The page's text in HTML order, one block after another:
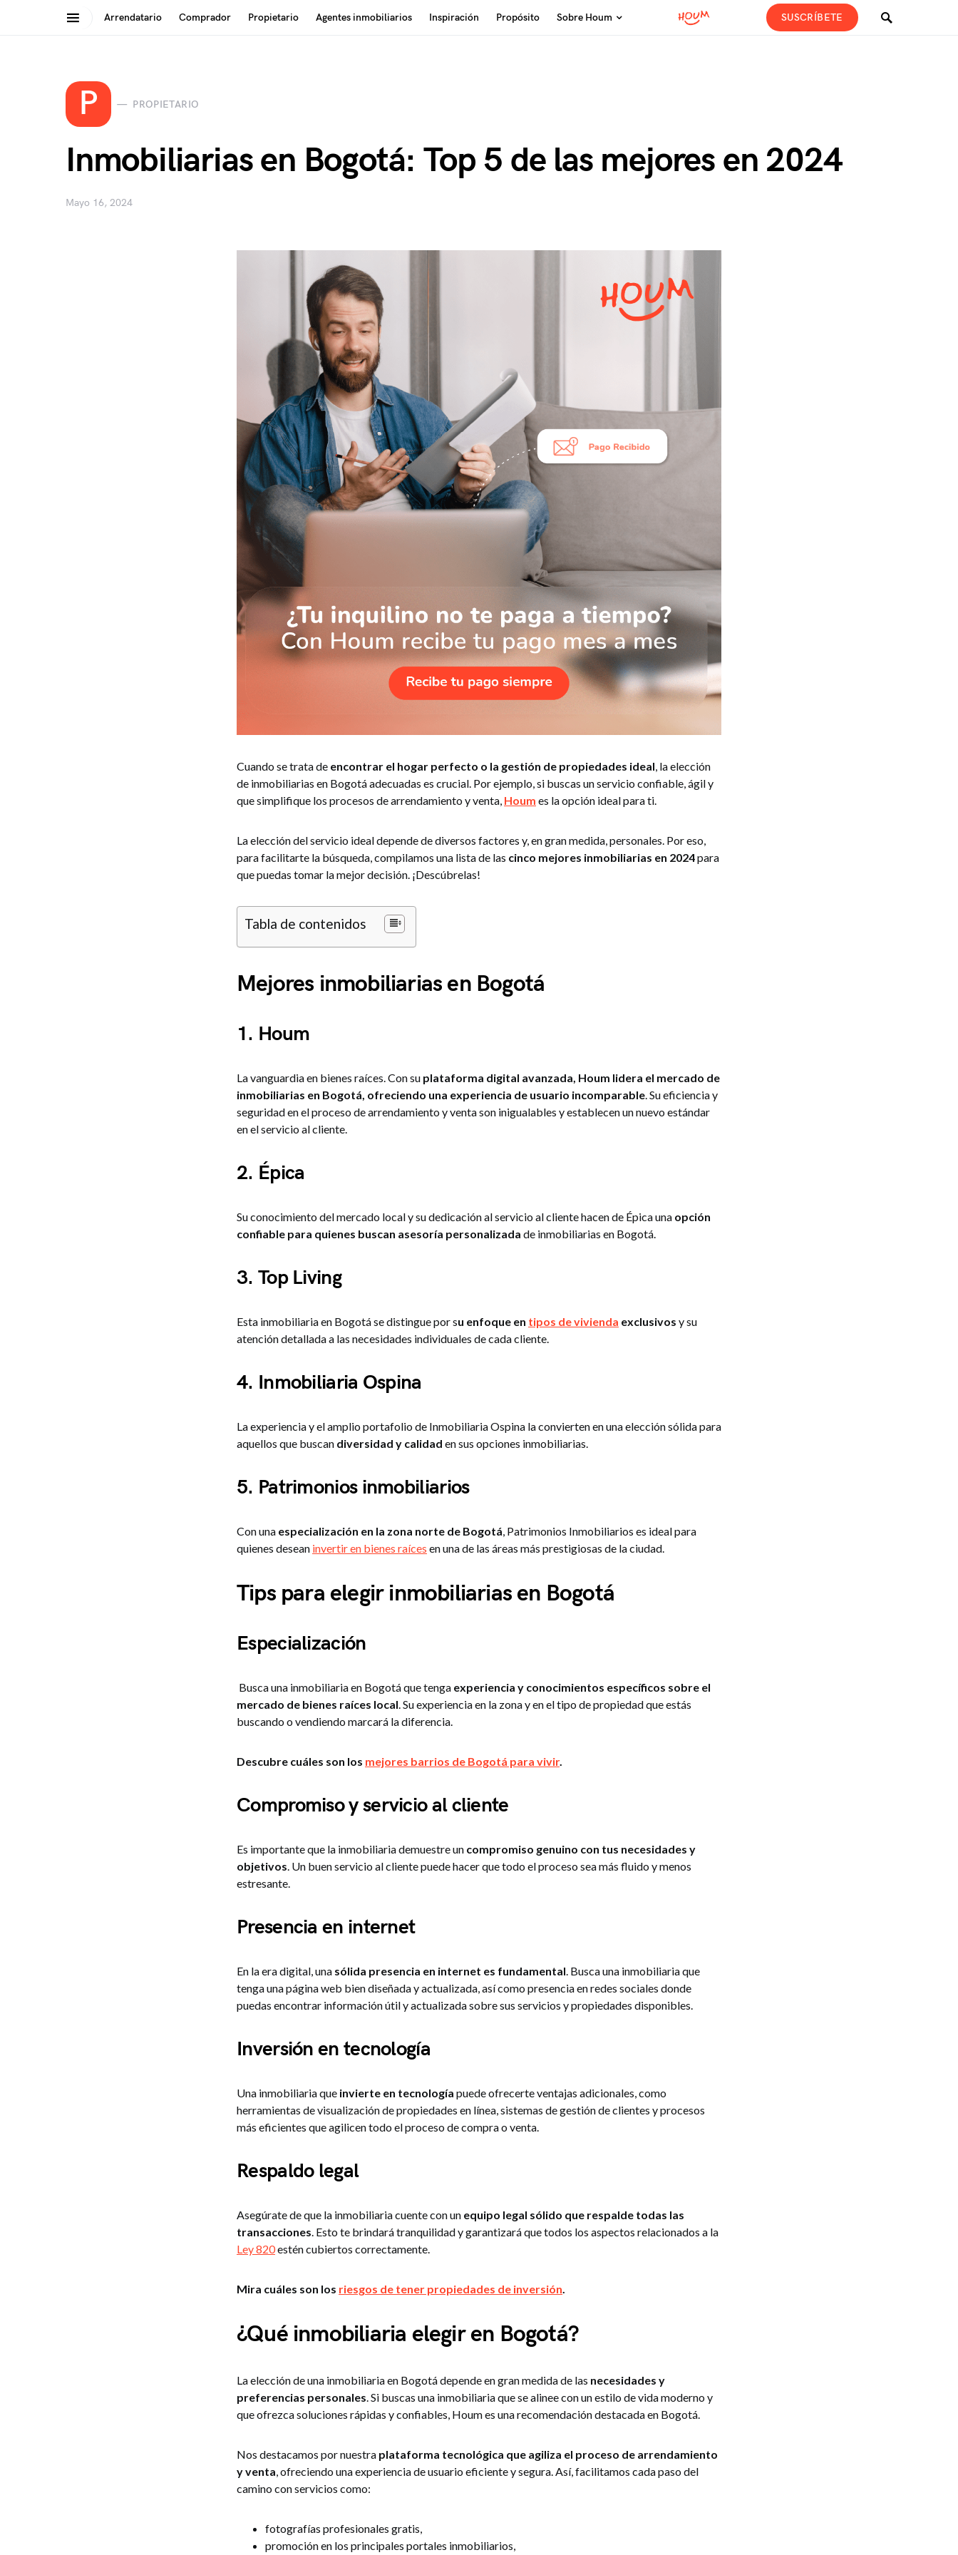
Arrendatario Comprador Propietario Agentes inmobiliarios Inspiración Propósito Sobre Houm SUSCRÍBETE
Search for:
P PROPIETARIO
Inmobiliarias en Bogotá: Top 5 de las mejores en 2024
Mayo 16, 2024
Cuando se trata de encontrar el hogar perfecto o la gestión de propiedades ideal, la elección
de inmobiliarias en Bogotá adecuadas es crucial. Por ejemplo, si buscas un servicio confiable, ágil y
que simplifique los procesos de arrendamiento y venta, Houm es la opción ideal para ti.
La elección del servicio ideal depende de diversos factores y, en gran medida, personales. Por eso,
para facilitarte la búsqueda, compilamos una lista de las cinco mejores inmobiliarias en 2024para
que puedas tomar la mejor decisión. ¡Descúbrelas!
Tabla de contenidos
Mejores inmobiliarias en Bogotá
1. Houm
La vanguardia en bienes raíces. Con su plataforma digital avanzada, Houm lidera el mercado de
inmobiliarias en Bogotá, ofreciendo una experiencia de usuario incomparable. Su eficiencia y
seguridad en el proceso de arrendamiento y venta son inigualables y establecen un nuevo estándar
en el servicio al cliente.
2. Épica
Su conocimiento del mercado local y su dedicación al servicio al cliente hacen de Épica una opción
confiable para quienes buscan asesoría personalizada de inmobiliarias en Bogotá.
3. Top Living
Esta inmobiliaria en Bogotá se distingue por su enfoque en tipos de vivienda exclusivos y su
atención detallada a las necesidades individuales de cada cliente.
4. Inmobiliaria Ospina
La experiencia y el amplio portafolio de Inmobiliaria Ospina la convierten en una elección sólida para
aquellos que buscan diversidad y calidad en sus opciones inmobiliarias.
5. Patrimonios inmobiliarios
Con una especialización en la zona norte de Bogotá, Patrimonios Inmobiliarios es ideal para
quienes desean invertir en bienes raíces en una de las áreas más prestigiosas de la ciudad.
Tips para elegir inmobiliarias en Bogotá
Especialización
Busca una inmobiliaria en Bogotá que tenga experiencia y conocimientos específicos sobre el
mercado de bienes raíces local. Su experiencia en la zona y en el tipo de propiedad que estás
buscando o vendiendo marcará la diferencia.
Descubre cuáles son los mejores barrios de Bogotá para vivir.
Compromiso y servicio al cliente
Es importante que la inmobiliaria demuestre un compromiso genuino con tus necesidades y
objetivos. Un buen servicio al cliente puede hacer que todo el proceso sea más fluido y menos
estresante.
Presencia en internet
En la era digital, una sólida presencia en internet es fundamental. Busca una inmobiliaria que
tenga una página web bien diseñada y actualizada, así como presencia en redes sociales donde
puedas encontrar información útil y actualizada sobre sus servicios y propiedades disponibles.
Inversión en tecnología
Una inmobiliaria que invierte en tecnología puede ofrecerte ventajas adicionales, como
herramientas de visualización de propiedades en línea, sistemas de gestión de clientes y procesos
más eficientes que agilicen todo el proceso de compra o venta.
Respaldo legal
Asegúrate de que la inmobiliaria cuente con un equipo legal sólido que respalde todas las
transacciones. Esto te brindará tranquilidad y garantizará que todos los aspectos relacionados a la
Ley 820estén cubiertos correctamente.
Mira cuáles son los riesgos de tener propiedades de inversión.
¿Qué inmobiliaria elegir en Bogotá?
La elección de una inmobiliaria en Bogotá depende en gran medida de las necesidades y
preferencias personales. Si buscas una inmobiliaria que se alinee con un estilo de vida moderno y
que ofrezca soluciones rápidas y confiables, Houm es una recomendación destacada en Bogotá.
Nos destacamos por nuestra plataforma tecnológica que agiliza el proceso de arrendamiento
y venta, ofreciendo una experiencia de usuario eficiente y segura. Así, facilitamos cada paso del
camino con servicios como:
fotografías profesionales gratis,
promoción en los principales portales inmobiliarios,